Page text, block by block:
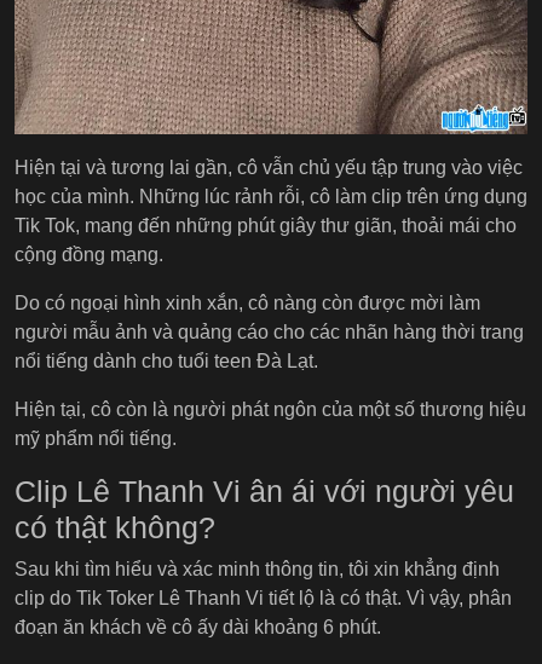
Hiện tại và tương lai gần, cô vẫn chủ yếu tập trung vào việc
học của mình. Những lúc rảnh rỗi, cô làm clip trên ứng dụng
Tik Tok, mang đến những phút giây thư giãn, thoải mái cho
cộng đồng mạng.
Do có ngoại hình xinh xắn, cô nàng còn được mời làm
người mẫu ảnh và quảng cáo cho các nhãn hàng thời trang
nổi tiếng dành cho tuổi teen Đà Lạt.
Hiện tại, cô còn là người phát ngôn của một số thương hiệu
mỹ phẩm nổi tiếng.
Clip Lê Thanh Vi ân ái với người yêu
có thật không?
Sau khi tìm hiểu và xác minh thông tin, tôi xin khẳng định
clip do Tik Toker Lê Thanh Vi tiết lộ là có thật. Vì vậy, phân
đoạn ăn khách về cô ấy dài khoảng 6 phút.